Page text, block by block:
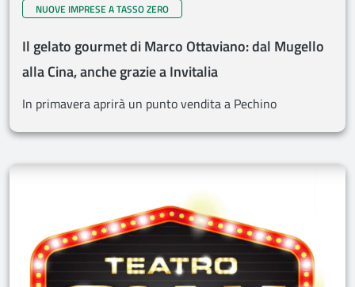
NUOVE IMPRESE A TASSO ZERO
Il gelato gourmet di Marco Ottaviano: dal Mugello
alla Cina, anche grazie a Invitalia
In primavera aprirà un punto vendita a Pechino